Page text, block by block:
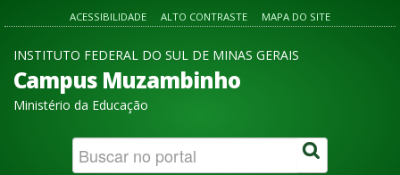
ACESSIBILIDADE ALTO CONTRASTE MAPA DO SITE
INSTITUTO FEDERAL DO SUL DE MINAS GERAIS
Campus Muzambinho
Ministério da Educação